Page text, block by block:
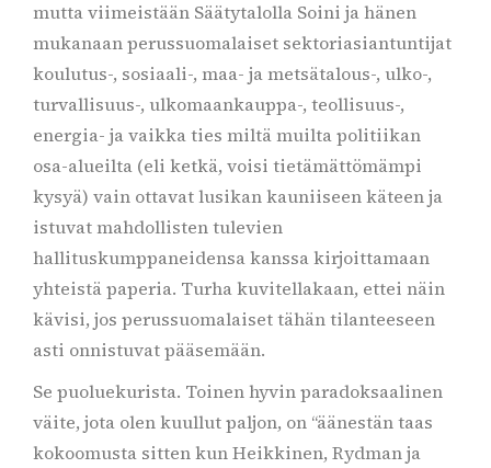
mutta viimeistään Säätytalolla Soini ja hänen
mukanaan perussuomalaiset sektoriasiantuntijat
koulutus-, sosiaali-, maa- ja metsätalous-, ulko-,
turvallisuus-, ulkomaankauppa-, teollisuus-,
energia- ja vaikka ties miltä muilta politiikan
osa-alueilta (eli ketkä, voisi tietämättömämpi
kysyä) vain ottavat lusikan kauniiseen käteen ja
istuvat mahdollisten tulevien
hallituskumppaneidensa kanssa kirjoittamaan
yhteistä paperia. Turha kuvitellakaan, ettei näin
kävisi, jos perussuomalaiset tähän tilanteeseen
asti onnistuvat pääsemään.
Se puoluekurista. Toinen hyvin paradoksaalinen
väite, jota olen kuullut paljon, on “äänestän taas
kokoomusta sitten kun Heikkinen, Rydman ja